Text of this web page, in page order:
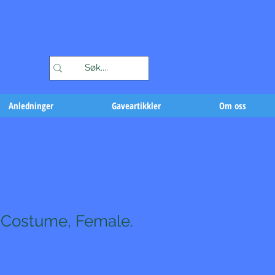
Anledninger Gaveartikkler Om oss
Female.